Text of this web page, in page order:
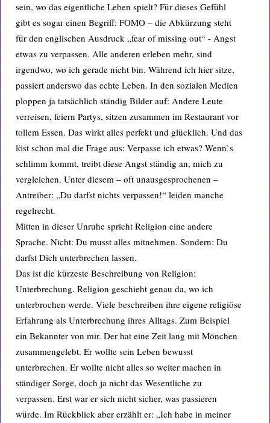
sein, wo das eigentliche Leben spielt? Für dieses Gefühl
gibt es sogar einen Begriff: FOMO – die Abkürzung steht
für den englischen Ausdruck „fear of missing out“ - Angst
etwas zu verpassen. Alle anderen erleben mehr, sind
irgendwo, wo ich gerade nicht bin. Während ich hier sitze,
passiert anderswo das echte Leben. In den sozialen Medien
ploppen ja tatsächlich ständig Bilder auf: Andere Leute
verreisen, feiern Partys, sitzen zusammen im Restaurant vor
tollem Essen. Das wirkt alles perfekt und glücklich. Und das
löst schon mal die Frage aus: Verpasse ich etwas? Wenn`s
schlimm kommt, treibt diese Angst ständig an, mich zu
vergleichen. Unter diesem – oft unausgesprochenen –
Antreiber: „Du darfst nichts verpassen!“ leiden manche
regelrecht.
Mitten in dieser Unruhe spricht Religion eine andere
Sprache. Nicht: Du musst alles mitnehmen. Sondern: Du
darfst Dich unterbrechen lassen.
Das ist die kürzeste Beschreibung von Religion:
Unterbrechung. Religion geschieht genau da, wo ich
unterbrochen werde. Viele beschreiben ihre eigene religiöse
Erfahrung als Unterbrechung ihres Alltags. Zum Beispiel
ein Bekannter von mir. Der hat eine Zeit lang mit Mönchen
zusammengelebt. Er wollte sein Leben bewusst
unterbrechen. Er wollte nicht alles so weiter machen in
ständiger Sorge, doch ja nicht das Wesentliche zu
verpassen. Erst war er sich nicht sicher, was passieren
würde. Im Rückblick aber erzählt er: „Ich habe in meiner